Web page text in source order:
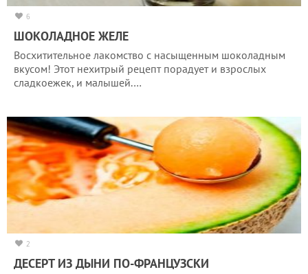
6
ШОКОЛАДНОЕ ЖЕЛЕ
Восхитительное лакомство с насыщенным шоколадным
вкусом! Этот нехитрый рецепт порадует и взрослых
сладкоежек, и малышей.…
2
ДЕСЕРТ ИЗ ДЫНИ ПО-ФРАНЦУЗСКИ